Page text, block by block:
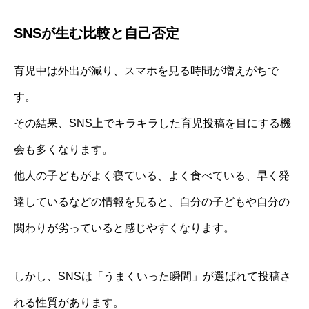
SNSが生む比較と自己否定
育児中は外出が減り、スマホを見る時間が増えがちで
す。
その結果、SNS上でキラキラした育児投稿を目にする機
会も多くなります。
他人の子どもがよく寝ている、よく食べている、早く発
達しているなどの情報を見ると、自分の子どもや自分の
関わりが劣っていると感じやすくなります。
しかし、SNSは「うまくいった瞬間」が選ばれて投稿さ
れる性質があります。